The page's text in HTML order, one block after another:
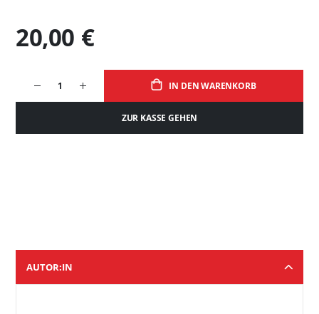
IN DEN WARENKORB
ZUR KASSE GEHEN
20,00 €
AUTOR:IN